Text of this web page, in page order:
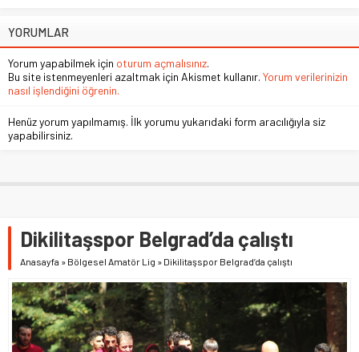
YORUMLAR
Yorum yapabilmek için oturum açmalısınız.
Bu site istenmeyenleri azaltmak için Akismet kullanır. Yorum verilerinizin
nasıl işlendiğini öğrenin.
Henüz yorum yapılmamış. İlk yorumu yukarıdaki form aracılığıyla siz
yapabilirsiniz.
Dikilitaşspor Belgrad’da çalıştı
Anasayfa » Bölgesel Amatör Lig » Dikilitaşspor Belgrad’da çalıştı